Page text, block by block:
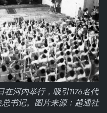
在河内举行，吸引1176名代
书记。图片来源：越通社